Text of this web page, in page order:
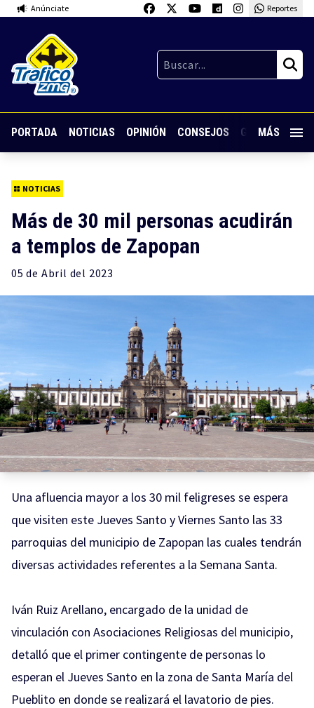
Anúnciate Reportes
PORTADA NOTICIAS OPINIÓN CONSEJOS GUARDIA
MÁS
NOTICIAS
Más de 30 mil personas acudirán
a templos de Zapopan
05 de Abril del 2023
Una afluencia mayor a los 30 mil feligreses se espera
que visiten este Jueves Santo y Viernes Santo las 33
parroquias del municipio de Zapopan las cuales tendrán
diversas actividades referentes a la Semana Santa.
Iván Ruiz Arellano, encargado de la unidad de
vinculación con Asociaciones Religiosas del municipio,
detalló que el primer contingente de personas lo
esperan el Jueves Santo en la zona de Santa María del
Pueblito en donde se realizará el lavatorio de pies.